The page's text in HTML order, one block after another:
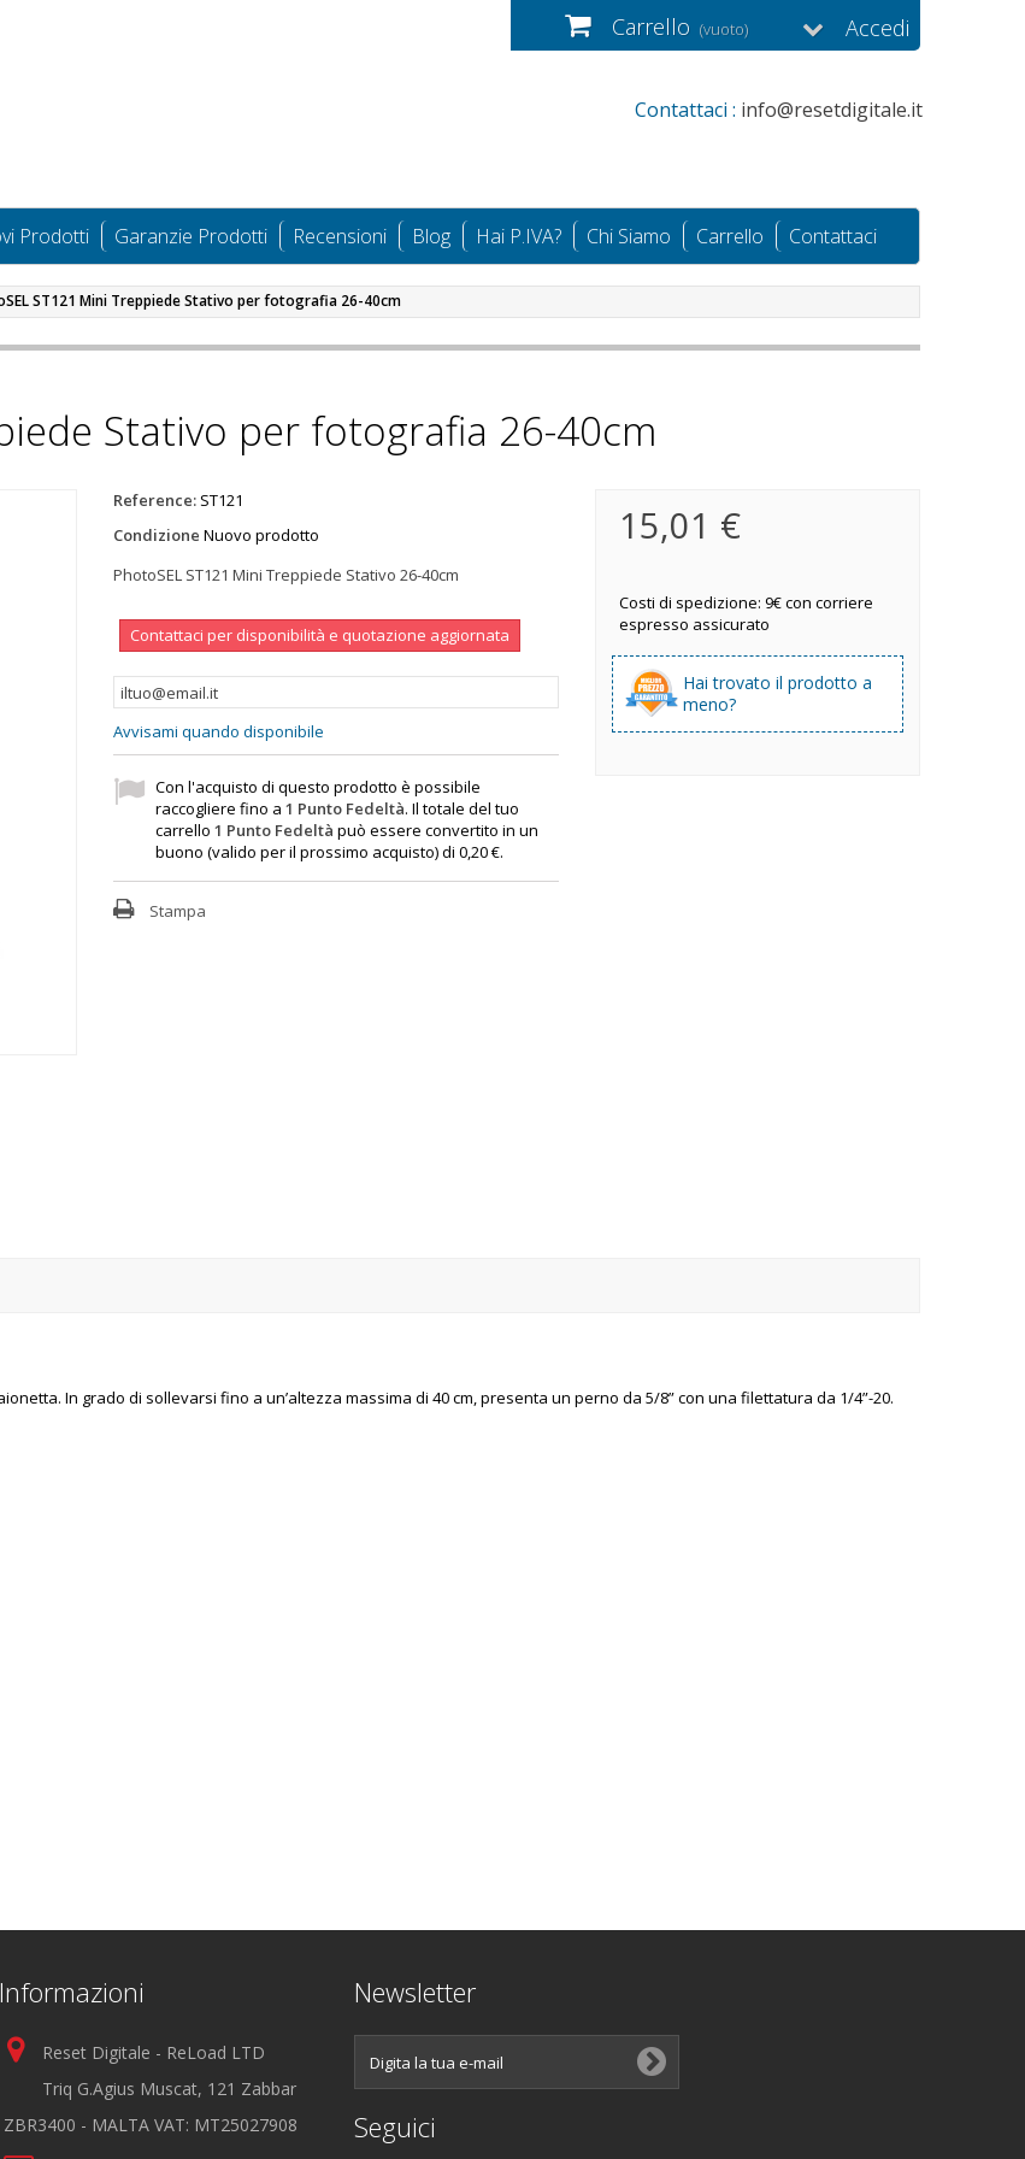
Accedi
Carrello (vuoto)
Contattaci : info@resetdigitale.it
Prodotti Garanzie Prodotti Recensioni Blog Hai P.IVA? Chi Siamo Carrello Contattaci
ST121 Mini Treppiede Stativo per fotografia 26-40cm
Stativo per fotografia 26-40cm
Reference: ST121
Condizione Nuovo prodotto
PhotoSEL ST121 Mini Treppiede Stativo 26-40cm
Contattaci per disponibilità e quotazione aggiornata
Avvisami quando disponibile
Con l'acquisto di questo prodotto è possibile
raccogliere fino a 1 Punto Fedeltà. Il totale del tuo
carrello 1 Punto Fedeltà può essere convertito in un
buono (valido per il prossimo acquisto) di 0,20 €.
Stampa
15,01 €
Costi di spedizione: 9€ con corriere
espresso assicurato
Hai trovato il prodotto a
meno?
In grado di sollevarsi fino a un’altezza massima di 40 cm, presenta un perno da 5/8” con una filettatura da 1/4”-20.
Informazioni
Reset Digitale - ReLoad LTD
Triq G.Agius Muscat, 121 Zabbar
ZBR3400 - MALTA VAT: MT25027908
Newsletter
Seguici